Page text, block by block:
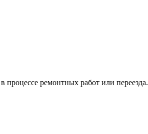
ремонтных работ или переезда.